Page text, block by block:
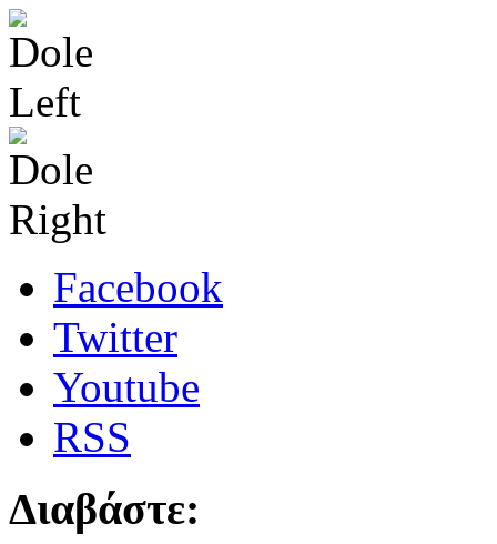
Facebook
Twitter
Youtube
RSS
Διαβάστε: